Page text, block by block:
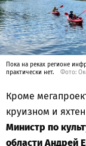
Пока на реках регионе
практически нет.
Фото:
Кроме
круизном и
Министр по
области Андрей